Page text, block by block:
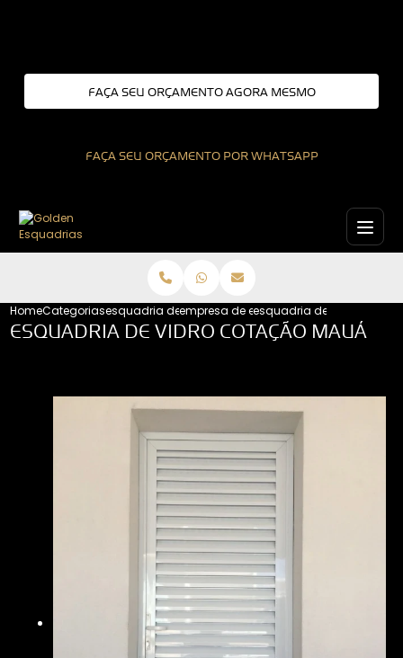
FAÇA SEU ORÇAMENTO AGORA MESMO
FAÇA SEU ORÇAMENTO POR WHATSAPP
HomeCategoriasesquadria de aluminioempresa de esquadrias de aluminio
esquadria de vidro
ESQUADRIA DE VIDRO COTAÇÃO MAUÁ